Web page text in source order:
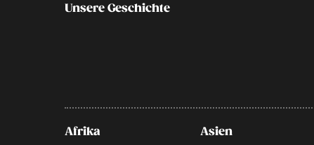
Unsere Geschichte
Afrika
Asien